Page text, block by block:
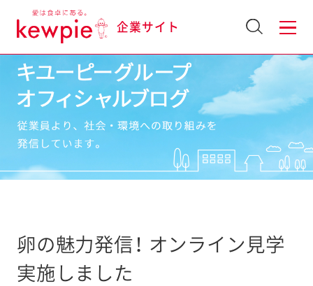
企業サイト
卵の魅力発信！ オンライン見学
実施しました